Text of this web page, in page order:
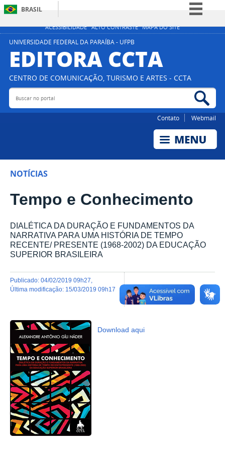
ACESSIBILIDADE ALTO CONTRASTE MAPA DO SITE
BRASIL
Simplifique!
Participe
Acesso à informação
Legislação
UNIVERSIDADE FEDERAL DA PARAÍBA - UFPB
EDITORA CCTA
CENTRO DE COMUNICAÇÃO, TURISMO E ARTES - CCTA
Buscar no portal
Contato Webmail
NOTÍCIAS
Tempo e Conhecimento
DIALÉTICA DA DURAÇÃO E FUNDAMENTOS DA
NARRATIVA PARA UMA HISTÓRIA DE TEMPO
RECENTE/ PRESENTE (1968-2002) DA EDUCAÇÃO
SUPERIOR BRASILEIRA
publicado: 04/02/2019 09h27
última modificação: 15/03/2019 09h17
Download aqui